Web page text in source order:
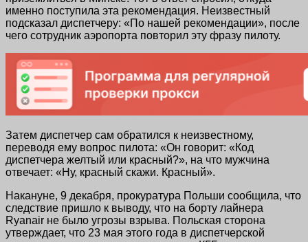
именно поступила эта рекомендация. Неизвестный
подсказал диспетчеру: «По нашей рекомендации», после
чего сотрудник аэропорта повторил эту фразу пилоту.
Затем диспетчер сам обратился к неизвестному,
переводя ему вопрос пилота: «Он говорит: «Код
диспетчера желтый или красный?», на что мужчина
отвечает: «Ну, красный скажи. Красный».
Накануне, 9 декабря, прокуратура Польши сообщила, что
следствие пришло к выводу, что на борту лайнера
Ryanair не было угрозы взрыва. Польская сторона
утверждает, что 23 мая этого года в диспетчерской